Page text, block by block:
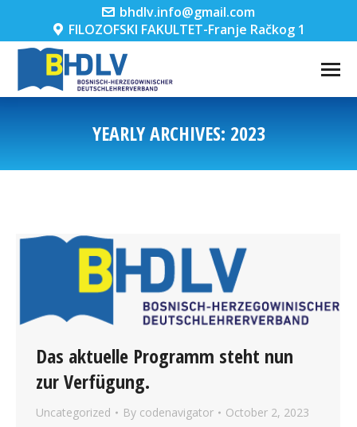
bhdlv.info@gmail.com
FILOZOFSKI FAKULTET-Franje Račkog 1
YEARLY ARCHIVES: 2023
Das aktuelle Programm steht nun
zur Verfügung.
Uncategorized By codenavigator October 2, 2023